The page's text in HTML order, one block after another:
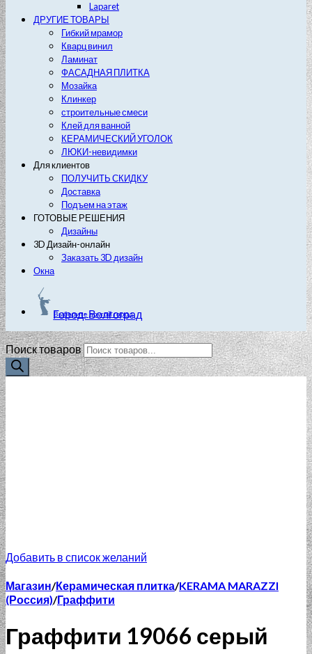
Laparet
ДРУГИЕ ТОВАРЫ
Гибкий мрамор
Кварц винил
Ламинат
ФАСАДНАЯ ПЛИТКА
Мозайка
Клинкер
строительные смеси
Клей для ванной
КЕРАМИЧЕСКИЙ УГОЛОК
ЛЮКИ-невидимки
Для клиентов
ПОЛУЧИТЬ СКИДКУ
Доставка
Подъем на этаж
ГОТОВЫЕ РЕШЕНИЯ
Дизайны
3D Дизайн-онлайн
Заказать 3D дизайн
Окна
Город: Волгоград
Выберите другой город
Поиск товаров
Добавить в список желаний
Магазин/Керамическая плитка/KERAMA MARAZZI
(Россия)/Граффити
Граффити 19066 серый